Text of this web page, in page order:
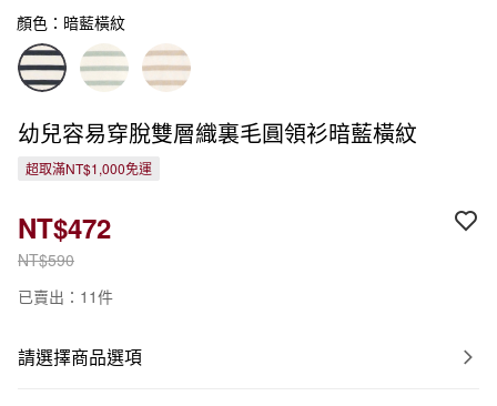
顏色：暗藍橫紋
幼兒容易穿脫雙層織裏毛圓領衫暗藍橫紋
超取滿NT$1,000免運
NT$590
NT$472
已賣出：11件
請選擇商品選項